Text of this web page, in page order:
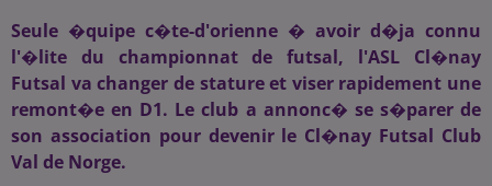
Seule �quipe c�te-d'orienne � avoir d�ja connu
l'�lite du championnat de futsal, l'ASL Cl�nay
Futsal va changer de stature et viser rapidement une
remont�e en D1. Le club a annonc� se s�parer de
son association pour devenir le Cl�nay Futsal Club
Val de Norge.